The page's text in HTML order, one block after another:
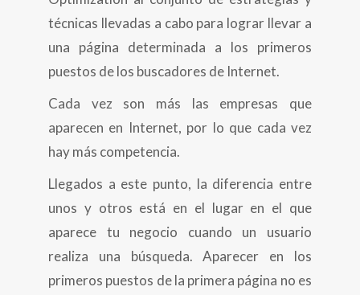
técnicas llevadas a cabo para lograr llevar a
una página determinada a los primeros
puestos de los buscadores de Internet.
Cada vez son más las empresas que
aparecen en Internet, por lo que cada vez
hay más competencia.
Llegados a este punto, la diferencia entre
unos y otros está en el lugar en el que
aparece tu negocio cuando un usuario
realiza una búsqueda. Aparecer en los
primeros puestos de la primera página no es